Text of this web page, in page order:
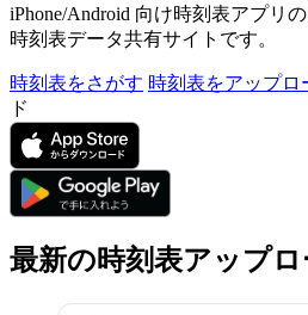
iPhone/Android 向け時刻表アプリ
時刻表データ共有サイトです。
時刻表をさがす 時刻表をアップロ
ド
最新の時刻表アップロ